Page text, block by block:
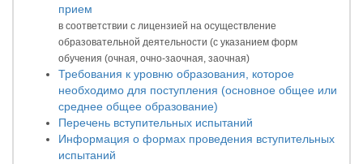
прием
в соответствии с лицензией на осуществление
образовательной деятельности (с указанием форм
обучения (очная, очно-заочная, заочная)
Требования к уровню образования, которое
необходимо для поступления (основное общее или
среднее общее образование)
Перечень вступительных испытаний
Информация о формах проведения вступительных
испытаний